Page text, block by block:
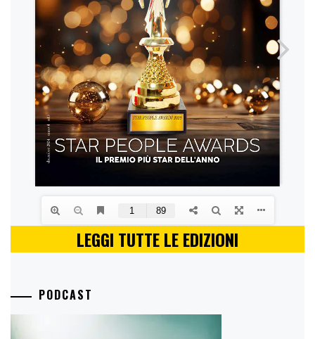
LEGGI TUTTE LE EDIZIONI
PODCAST